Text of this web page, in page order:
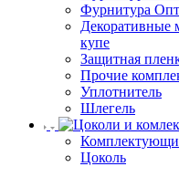
Фурнитура
Декоративные
купе
Защитная
Прочие
Уплотнитель
Шлегель
Цоколь